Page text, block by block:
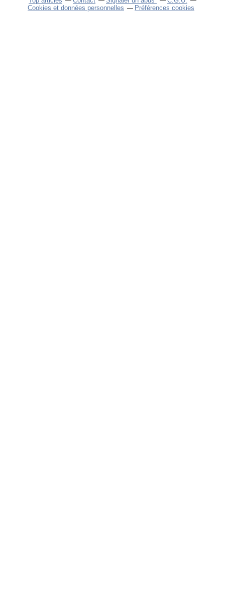
Cookies et données personnelles
Préférences cookies